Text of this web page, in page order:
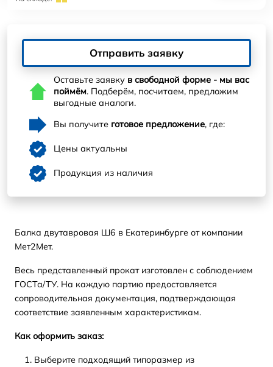
Отправить заявку
Оставьте заявку в свободной форме - мы вас
поймём. Подберём, посчитаем, предложим
выгодные аналоги.
Вы получите готовое предложение, где:
Цены актуальны
Продукция из наличия
Балка двутавровая Ш6 в Екатеринбурге от компании
Мет2Мет.
Весь представленный прокат изготовлен с соблюдением
ГОСТа/ТУ. На каждую партию предоставляется
сопроводительная документация, подтверждающая
соответствие заявленным характеристикам.
Как оформить заказ:
Выберите подходящий типоразмер из